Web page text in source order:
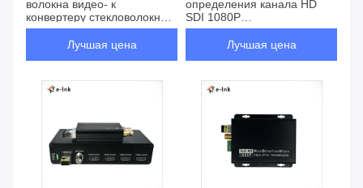
волокна видео- к
конвертеру стекловолокна с
биркой или RS485
Лучшая цена
определения канала HD
SDI 1080P
приемопередатчика 4
волокна видео-
Лучшая цена